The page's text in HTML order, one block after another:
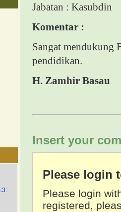
Jabatan : Kasubdin
Komentar :
Sangat mendukung
pendidikan.
H. Zamhir Basau
Insert your
Please login
Please login
registered,